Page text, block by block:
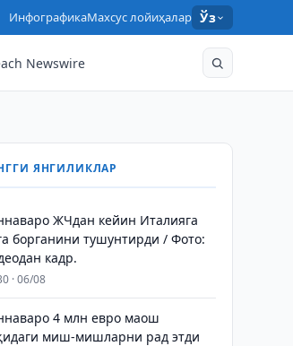
ИнфографикаМахсус лойиҳалар Ўз
Newswire
ЯНГИЛИКЛАР
ЖЧдан кейин Италияга
борганини тушунтирди / Фото:
кадр.
· 06/08
4 млн евро маош
миш-мишларни рад этди